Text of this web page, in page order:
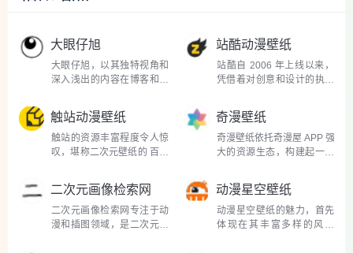
大眼仔旭
大眼仔旭，以其独特视角和
深入浅出的内容在博客和社
站酷动漫壁纸
站酷自 2006 年上线以来，
凭借着对创意和设计的执着
册...
触站动漫壁纸
触站的资源丰富程度令人惊
叹，堪称二次元壁纸的 百宝
奇漫壁纸
奇漫壁纸依托奇漫屋 APP 强
大的资源生态，构建起一个
二次元画像检索网
二次元画像检索网专注于动
漫和插图领域，是二次元图
动漫星空壁纸
动漫星空壁纸的魅力，首先
体现在其丰富多样的风格